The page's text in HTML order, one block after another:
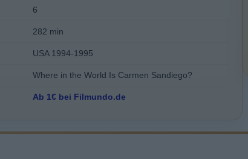
6
282 min
USA 1994-1995
Where in the World Is Carmen Sandiego?
Ab 1€ bei Filmundo.de